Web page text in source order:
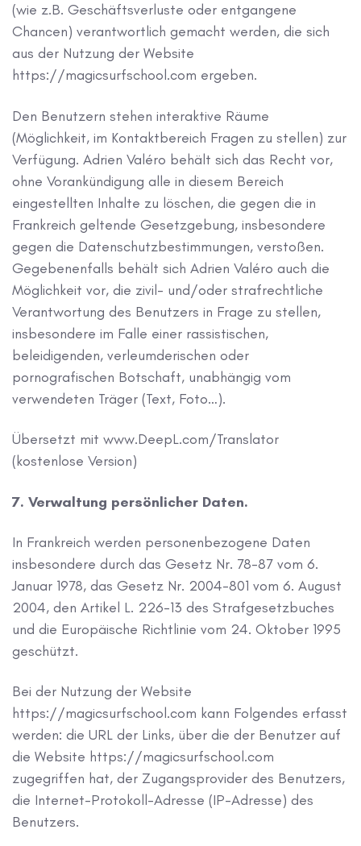
(wie z.B. Geschäftsverluste oder entgangene
Chancen) verantwortlich gemacht werden, die sich
aus der Nutzung der Website
https://magicsurfschool.com ergeben.
Den Benutzern stehen interaktive Räume
(Möglichkeit, im Kontaktbereich Fragen zu stellen) zur
Verfügung. Adrien Valéro behält sich das Recht vor,
ohne Vorankündigung alle in diesem Bereich
eingestellten Inhalte zu löschen, die gegen die in
Frankreich geltende Gesetzgebung, insbesondere
gegen die Datenschutzbestimmungen, verstoßen.
Gegebenenfalls behält sich Adrien Valéro auch die
Möglichkeit vor, die zivil- und/oder strafrechtliche
Verantwortung des Benutzers in Frage zu stellen,
insbesondere im Falle einer rassistischen,
beleidigenden, verleumderischen oder
pornografischen Botschaft, unabhängig vom
verwendeten Träger (Text, Foto…).
Übersetzt mit www.DeepL.com/Translator
(kostenlose Version)
7. Verwaltung persönlicher Daten.
In Frankreich werden personenbezogene Daten
insbesondere durch das Gesetz Nr. 78-87 vom 6.
Januar 1978, das Gesetz Nr. 2004-801 vom 6. August
2004, den Artikel L. 226-13 des Strafgesetzbuches
und die Europäische Richtlinie vom 24. Oktober 1995
geschützt.
Bei der Nutzung der Website
https://magicsurfschool.com kann Folgendes erfasst
werden: die URL der Links, über die der Benutzer auf
die Website https://magicsurfschool.com
zugegriffen hat, der Zugangsprovider des Benutzers,
die Internet-Protokoll-Adresse (IP-Adresse) des
Benutzers.